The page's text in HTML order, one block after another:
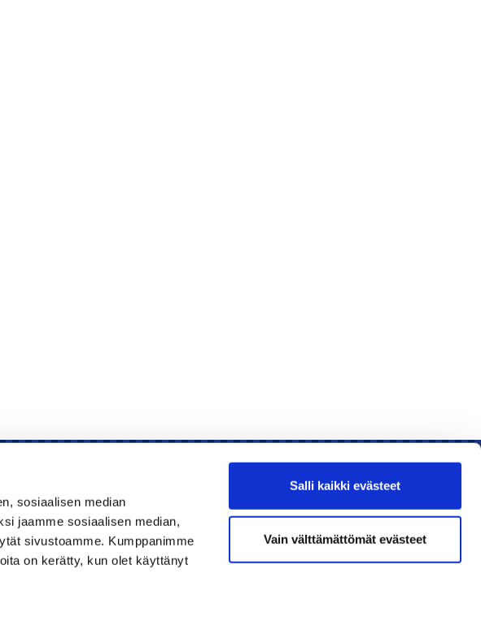
sosiaalisen median
jaamme sosiaalisen median,
sivustoamme. Kumppanimme
on kerätty, kun olet käyttänyt
Salli kaikki evästeet
Vain välttämättömät evästeet
Liity jäseneksi